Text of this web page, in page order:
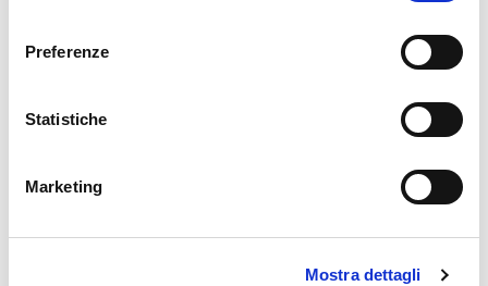
Preferenze
Statistiche
Marketing
Mostra dettagli